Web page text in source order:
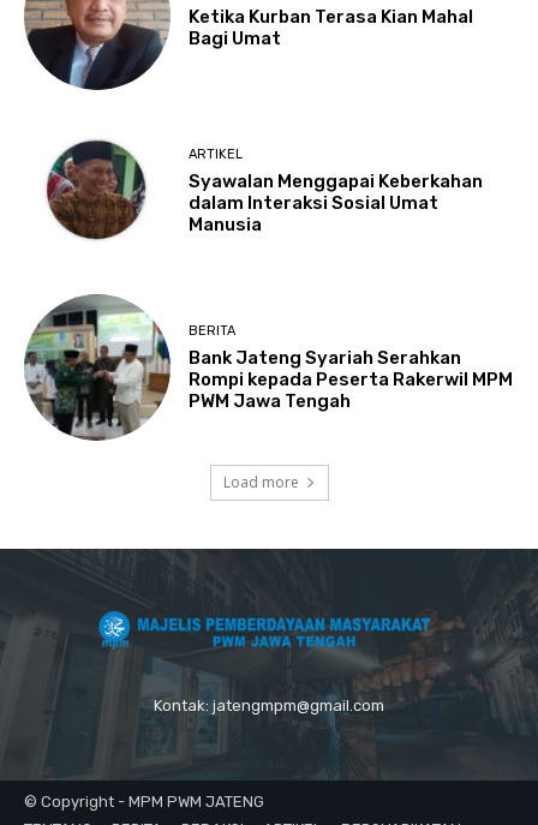
Ketika Kurban Terasa Kian Mahal
Bagi Umat
ARTIKEL
Syawalan Menggapai Keberkahan
dalam Interaksi Sosial Umat
Manusia
BERITA
Bank Jateng Syariah Serahkan
Rompi kepada Peserta Rakerwil MPM
PWM Jawa Tengah
Load more
Kontak: jatengmpm@gmail.com
© Copyright - MPM PWM JATENG